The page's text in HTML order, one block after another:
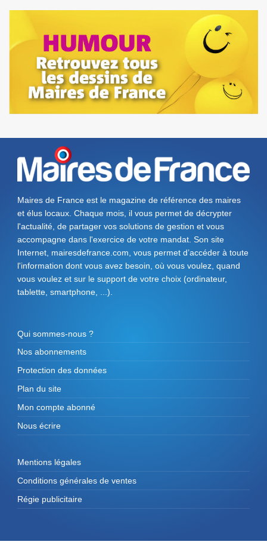
Maires de France est le magazine de référence des maires
et élus locaux. Chaque mois, il vous permet de décrypter
l'actualité, de partager vos solutions de gestion et vous
accompagne dans l'exercice de votre mandat. Son site
Internet, mairesdefrance.com, vous permet d’accéder à toute
l'information dont vous avez besoin, où vous voulez, quand
vous voulez et sur le support de votre choix (ordinateur,
tablette, smartphone, ...).
Qui sommes-nous ?
Nos abonnements
Protection des données
Plan du site
Mon compte abonné
Nous écrire
Mentions légales
Conditions générales de ventes
Régie publicitaire